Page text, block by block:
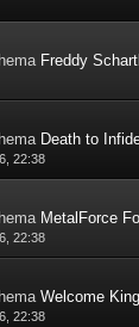
Freddy
Death to
22:38
MetalForce
22:38
Welcome
22:38